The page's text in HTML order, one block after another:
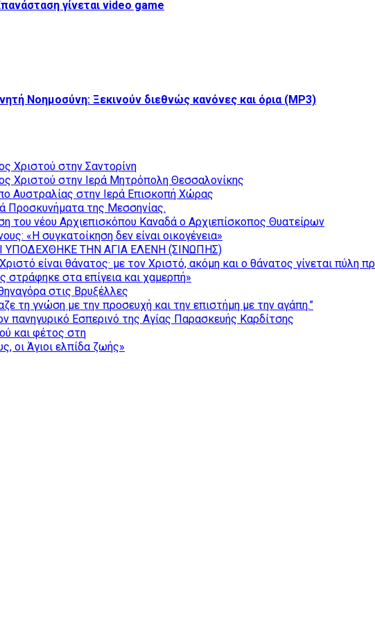
γίνεται video game
Νοημοσύνη: Ξεκινούν διεθνώς κανόνες και όρια (MP3)
Χριστού στην Σαντορίνη
στην Ιερά Μητρόπολη Θεσσαλονίκης
Αυστραλίας στην Ιερά Επισκοπή Χώρας
Προσκυνήματα της Μεσσηνίας.
του νέου Αρχιεπισκόπου Καναδά ο Αρχιεπίσκοπος Θυατείρων
«Η συγκατοίκηση δεν είναι οικογένεια»
ΥΠΟΔΕΧΘΗΚΕ ΤΗΝ ΑΓΙΑ ΕΛΕΝΗ (ΣΙΝΩΠΗΣ)
είναι θάνατος· με τον Χριστό, ακόμη και ο θάνατος γίνεται πύλη
στα επίγεια και χαμερπή»
στις Βρυξέλλες
τη γνώση με την προσευχή και την επιστήμη με την αγάπη.”
Εσπερινό της Αγίας Παρασκευής Καρδίτσης
και φέτος στη
οι Άγιοι ελπίδα ζωής»